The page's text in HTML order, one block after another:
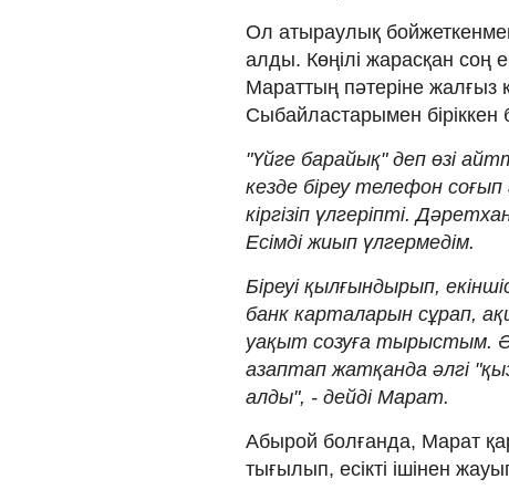
Ол атыраулық
алды. Көңілі жарасқан соң
Мараттың пәтеріне жалғыз
Сыбайластарымен
"Үйге барайық" деп өзі
кезде біреу телефон
кіргізіп үлгеріпті.
Есімді жиып үлгермедім.
Біреуі қылғындырып,
банк карталарын сұрап,
уақыт созуға тырыстым.
азаптап жатқанда әлгі
алды", - дейді Марат.
Абырой болғанда, Марат
тығылып, есікті ішінен